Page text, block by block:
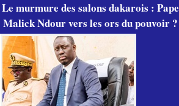
Le murmure des salons dakarois : Pape
Malick Ndour vers les ors du pouvoir ?